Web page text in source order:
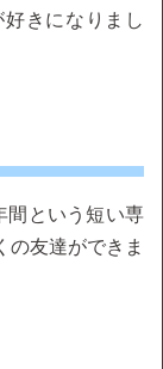
きになりまし
間という短い専
の友達ができま